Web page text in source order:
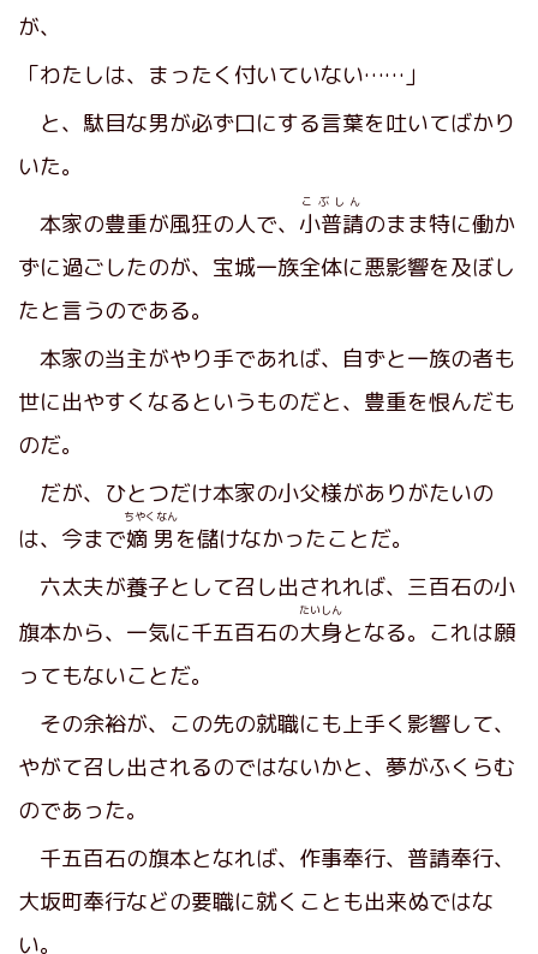
が、
「わたしは、まったく付いていない……」
と、駄目な男が必ず口にする言葉を吐いてばかり
いた。
本家の豊重が風狂の人で、 小普請
こぶしん
のまま特に働か
ずに過ごしたのが、宝城一族全体に悪影響を及ぼし
たと言うのである。
本家の当主がやり手であれば、自ずと一族の者も
世に出やすくなるというものだと、豊重を恨んだも
のだ。
だが、ひとつだけ本家の小父様がありがたいの
は、今まで嫡男
ちやくなん
を儲けなかったことだ。
六太夫が養子として召し出されれば、三百石の小
旗本から、一気に千五百石の大身
たいしん
となる。これは願
ってもないことだ。
その余裕が、この先の就職にも上手く影響して、
やがて召し出されるのではないかと、夢がふくらむ
のであった。
千五百石の旗本となれば、作事奉行、普請奉行、
大坂町奉行などの要職に就くことも出来ぬではな
い。